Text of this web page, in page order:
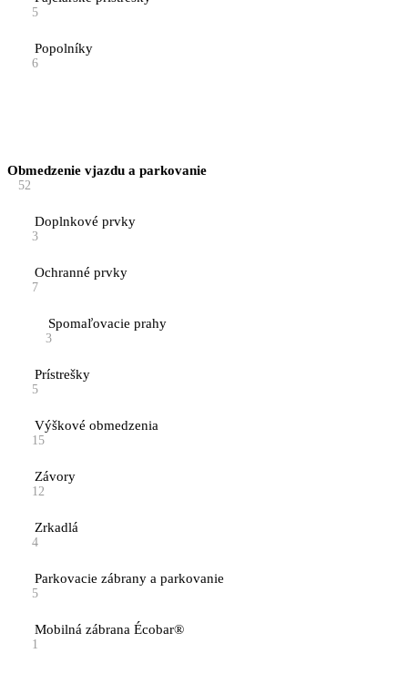
5
Popolníky
6
Obmedzenie vjazdu a parkovanie
52
Doplnkové prvky
3
Ochranné prvky
7
Spomaľovacie prahy
3
Prístrešky
5
Výškové obmedzenia
15
Závory
12
Zrkadlá
4
Parkovacie zábrany a parkovanie
5
Mobilná zábrana Écobar®
1